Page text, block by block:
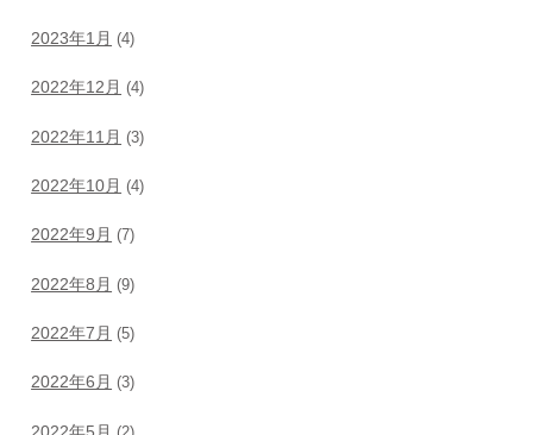
2023年1月 (4)
2022年12月 (4)
2022年11月 (3)
2022年10月 (4)
2022年9月 (7)
2022年8月 (9)
2022年7月 (5)
2022年6月 (3)
2022年5月